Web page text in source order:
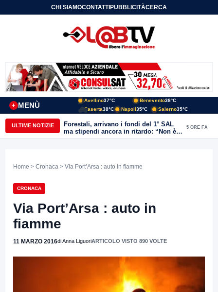
CHI SIAMOCONTATTIPUBBLICITÀCERCA
MENÙ
+
Avellino37°C Benevento38°C
Caserta38°C Napoli35°C Salerno35°C
ULTIME NOTIZIE
Forestali, arrivano i fondi del 1° SAL
ma stipendi ancora in ritardo: “Non è
più sostenibile”
5 ORE FA
Home > Cronaca > Via Port’Arsa : auto in fiamme
CRONACA
Via Port’Arsa : auto in
fiamme
11 MARZO 2016di Anna LiguoriARTICOLO VISTO 890 VOLTE